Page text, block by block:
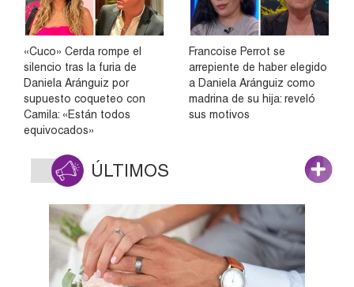
«Cuco» Cerda rompe el
silencio tras la furia de
Daniela Aránguiz por
supuesto coqueteo con
Camila: «Están todos
equivocados»
Francoise Perrot se
arrepiente de haber elegido
a Daniela Aránguiz como
madrina de su hija: reveló
sus motivos
ÚLTIMOS